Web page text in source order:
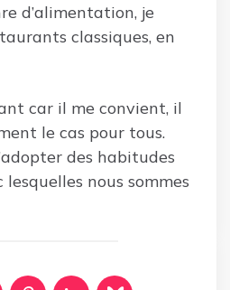
d’alimentation, je
classiques, en
car il me convient, il
le cas pour tous.
des habitudes
nous sommes